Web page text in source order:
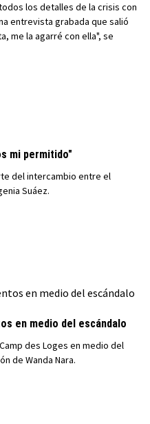
los detalles de la crisis con
entrevista grabada que salió
me la agarré con ella", se
mi permitido"
del intercambio entre el
Suáez.
en medio del escándalo
des Loges en medio del
de Wanda Nara.